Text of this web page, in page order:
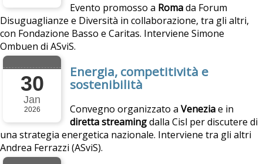
Evento promosso a Romada Forum
Disuguaglianze e Diversità in collaborazione, tra gli altri,
con Fondazione Basso e Caritas. Interviene Simone
Ombuen di ASviS.
30
Jan
2026
Energia, competitività e
sostenibilità
Convegno organizzato a Veneziae in
diretta streamingdalla Cisl per discutere di
una strategia energetica nazionale. Interviene tra gli altri
Andrea Ferrazzi (ASviS).